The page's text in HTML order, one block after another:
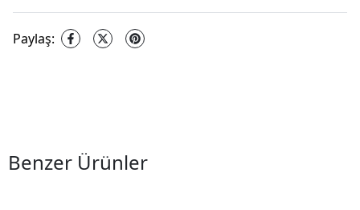
Paylaş:
Benzer Ürünler